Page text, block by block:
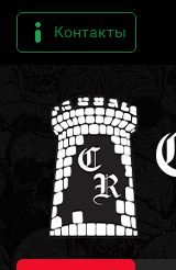
Контакты